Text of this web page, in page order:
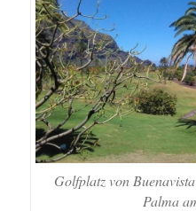
Golfplatz von
Palma